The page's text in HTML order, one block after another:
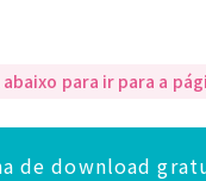
para ir para a
de download